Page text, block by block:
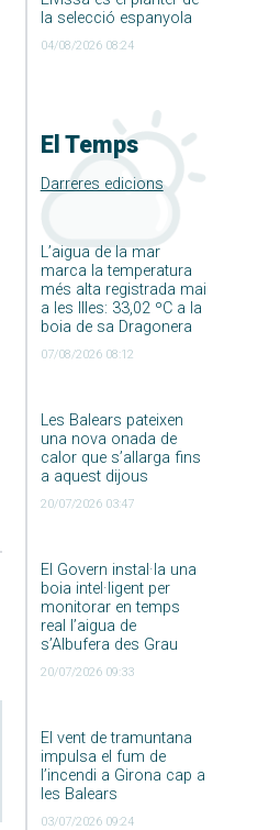
la selecció espanyola
04/08/2026 08:24
El Temps
Darreres edicions
L’aigua de la mar
marca la temperatura
més alta registrada mai
a les Illes: 33,02 ºC a la
boia de sa Dragonera
07/08/2026 08:12
Les Balears pateixen
una nova onada de
calor que s’allarga fins
a aquest dijous
20/07/2026 03:47
El Govern instal·la una
boia intel·ligent per
monitorar en temps
real l’aigua de
s’Albufera des Grau
20/07/2026 09:33
El vent de tramuntana
impulsa el fum de
l’incendi a Girona cap a
les Balears
03/07/2026 09:24